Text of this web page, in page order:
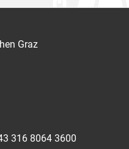
Graz
316 8064 3600